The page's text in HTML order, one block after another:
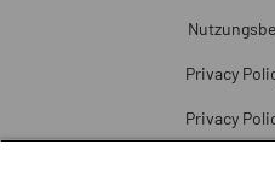
Privacy
Privacy